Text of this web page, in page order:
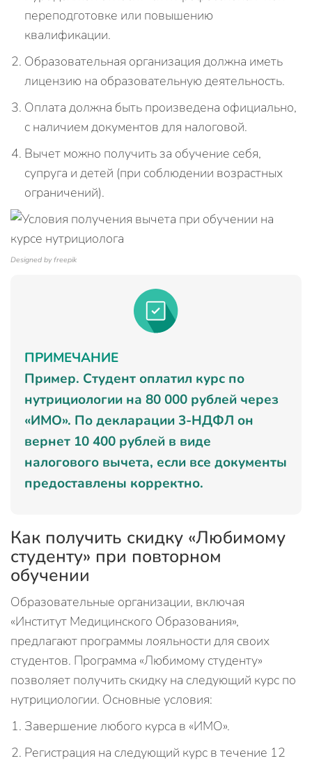
переподготовке или повышению
квалификации.
Образовательная организация должна иметь
лицензию на образовательную деятельность.
Оплата должна быть произведена официально,
с наличием документов для налоговой.
Вычет можно получить за обучение себя,
супруга и детей (при соблюдении возрастных
ограничений).
Designed by freepik
ПРИМЕЧАНИЕ
Пример. Студент оплатил курс по
нутрициологии на 80 000 рублей через
«ИМО». По декларации 3-НДФЛ он
вернет 10 400 рублей в виде
налогового вычета, если все документы
предоставлены корректно.
Как получить скидку «Любимому
студенту» при повторном
обучении
Образовательные организации, включая
«Институт Медицинского Образования»,
предлагают программы лояльности для своих
студентов. Программа «Любимому студенту»
позволяет получить скидку на следующий курс по
нутрициологии. Основные условия:
Завершение любого курса в «ИМО».
Регистрация на следующий курс в течение 12